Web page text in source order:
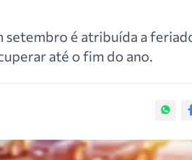
setembro é atribuída a
até o fim do ano.